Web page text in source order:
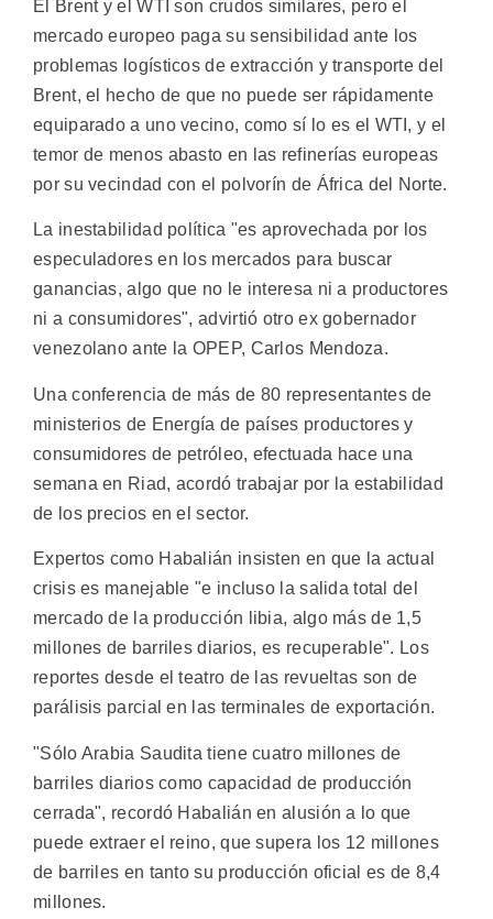
El Brent y el WTI son crudos similares, pero el
mercado europeo paga su sensibilidad ante los
problemas logísticos de extracción y transporte del
Brent, el hecho de que no puede ser rápidamente
equiparado a uno vecino, como sí lo es el WTI, y el
temor de menos abasto en las refinerías europeas
por su vecindad con el polvorín de África del Norte.
La inestabilidad política "es aprovechada por los
especuladores en los mercados para buscar
ganancias, algo que no le interesa ni a productores
ni a consumidores", advirtió otro ex gobernador
venezolano ante la OPEP, Carlos Mendoza.
Una conferencia de más de 80 representantes de
ministerios de Energía de países productores y
consumidores de petróleo, efectuada hace una
semana en Riad, acordó trabajar por la estabilidad
de los precios en el sector.
Expertos como Habalián insisten en que la actual
crisis es manejable "e incluso la salida total del
mercado de la producción libia, algo más de 1,5
millones de barriles diarios, es recuperable". Los
reportes desde el teatro de las revueltas son de
parálisis parcial en las terminales de exportación.
"Sólo Arabia Saudita tiene cuatro millones de
barriles diarios como capacidad de producción
cerrada", recordó Habalián en alusión a lo que
puede extraer el reino, que supera los 12 millones
de barriles en tanto su producción oficial es de 8,4
millones.